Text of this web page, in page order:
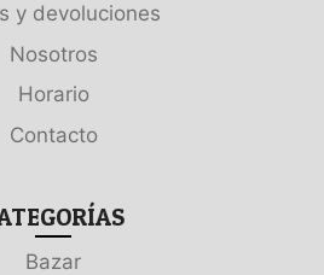
y devoluciones
Nosotros
Horario
Contacto
Bazar